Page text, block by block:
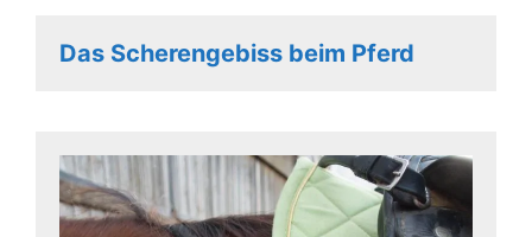
Das Scherengebiss beim Pferd